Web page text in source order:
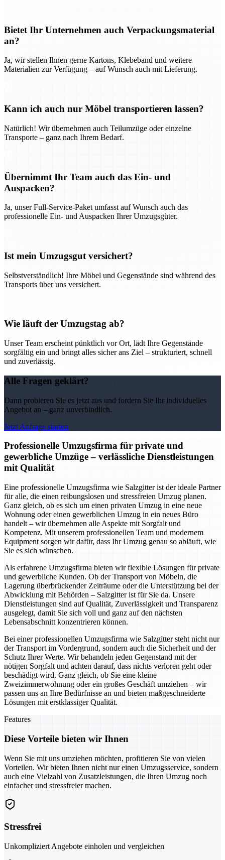
Bietet Ihr Unternehmen auch Verpackungsmaterial
an?
Ja, wir stellen Ihnen gerne Kartons, Klebeband und weitere
Materialien zur Verfügung – auf Wunsch auch mit Lieferung.
Kann ich auch nur Möbel transportieren lassen?
Natürlich! Wir übernehmen auch Teilumzüge oder einzelne
Transporte – ganz nach Ihrem Bedarf.
Übernimmt Ihr Team auch das Ein- und
Auspacken?
Ja, unser Full-Service-Paket umfasst auf Wunsch auch das
professionelle Ein- und Auspacken Ihrer Umzugsgüter.
Ist mein Umzugsgut versichert?
Selbstverständlich! Ihre Möbel und Gegenstände sind während des
Transports über uns versichert.
Wie läuft der Umzugstag ab?
Unser Team erscheint pünktlich vor Ort, lädt Ihre Gegenstände
sorgfältig ein und bringt alles sicher ans Ziel – strukturiert, schnell
und zuverlässig.
Alle Fragen geklärt?
Dann probieren Sie es jetzt aus und fordern Sie Ihr individuelles
Angebot an – ganz unverbindlich.
Jetzt Anfrage starten
Professionelle Umzugsfirma für private und
gewerbliche Umzüge – verlässliche Dienstleistungen
mit Qualität
Eine professionelle Umzugsfirma wie Salzgitter ist der ideale Partner
für alle, die einen reibungslosen und stressfreien Umzug planen.
Ganz gleich, ob es sich um einen privaten Umzug in eine neue
Wohnung oder einen gewerblichen Umzug in ein neues Büro
handelt – wir übernehmen alle Aspekte mit Sorgfalt und
Kompetenz. Mit unserem professionellen Team und modernem
Equipment sorgen wir dafür, dass Ihr Umzug genau so abläuft, wie
Sie es sich wünschen.
Als erfahrene Umzugsfirma bieten wir flexible Lösungen für private
und gewerbliche Kunden. Ob der Transport von Möbeln, die
Lagerung überbrückender Zeiträume oder die Unterstützung bei der
Abwicklung mit Behörden – Salzgitter ist für Sie da. Unsere
Dienstleistungen sind auf Qualität, Zuverlässigkeit und Transparenz
ausgelegt, damit Sie sich voll und ganz auf den nächsten
Lebensabschnitt konzentrieren können.
Bei einer professionellen Umzugsfirma wie Salzgitter steht nicht nur
der Transport im Vordergrund, sondern auch die Sicherheit und der
Schutz Ihrer Werte. Wir behandeln jeden Gegenstand mit der
nötigen Sorgfalt und achten darauf, dass nichts verloren geht oder
beschädigt wird. Ganz gleich, ob Sie eine kleine
Zweizimmerwohnung oder ein großes Geschäft umziehen – wir
passen uns an Ihre Bedürfnisse an und bieten maßgeschneiderte
Lösungen mit erstklassiger Qualität.
Features
Diese Vorteile bieten wir Ihnen
Wenn Sie mit uns umziehen möchten, profitieren Sie von vielen
Vorteilen. Wir bieten Ihnen nicht nur einen Umzugsservice, sondern
auch eine Vielzahl von Zusatzleistungen, die Ihren Umzug noch
einfacher und stressfreier machen.
Stressfrei
Unkompliziert Angebote einholen und vergleichen